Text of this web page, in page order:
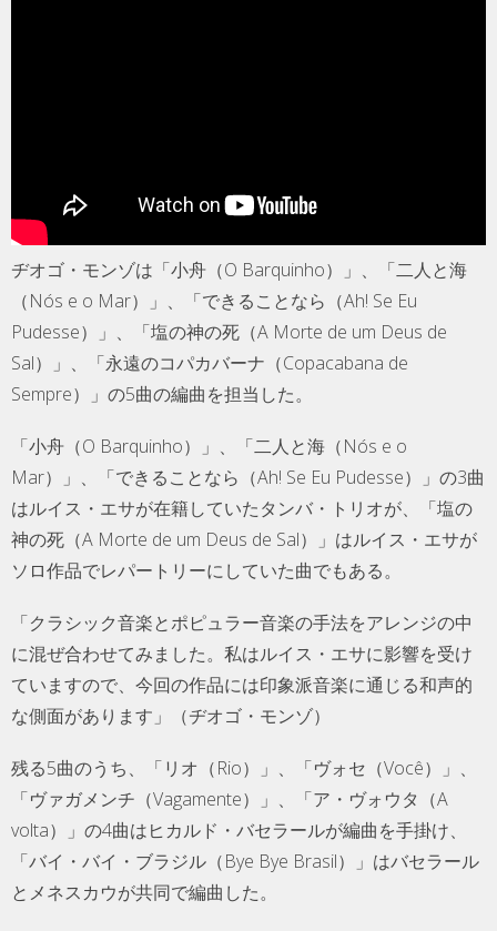
ヂオゴ・モンゾは「小舟（O Barquinho）」、「二人と海
（Nós e o Mar）」、「できることなら（Ah! Se Eu
Pudesse）」、「塩の神の死（A Morte de um Deus de
Sal）」、「永遠のコパカバーナ（Copacabana de
Sempre）」の5曲の編曲を担当した。
「小舟（O Barquinho）」、「二人と海（Nós e o
Mar）」、「できることなら（Ah! Se Eu Pudesse）」の3曲
はルイス・エサが在籍していたタンバ・トリオが、「塩の
神の死（A Morte de um Deus de Sal）」はルイス・エサが
ソロ作品でレパートリーにしていた曲でもある。
「クラシック音楽とポピュラー音楽の手法をアレンジの中
に混ぜ合わせてみました。私はルイス・エサに影響を受け
ていますので、今回の作品には印象派音楽に通じる和声的
な側面があります」（ヂオゴ・モンゾ）
残る5曲のうち、「リオ（Rio）」、「ヴォセ（Você）」、
「ヴァガメンチ（Vagamente）」、「ア・ヴォウタ（A
volta）」の4曲はヒカルド・バセラールが編曲を手掛け、
「バイ・バイ・ブラジル（Bye Bye Brasil）」はバセラール
とメネスカウが共同で編曲した。